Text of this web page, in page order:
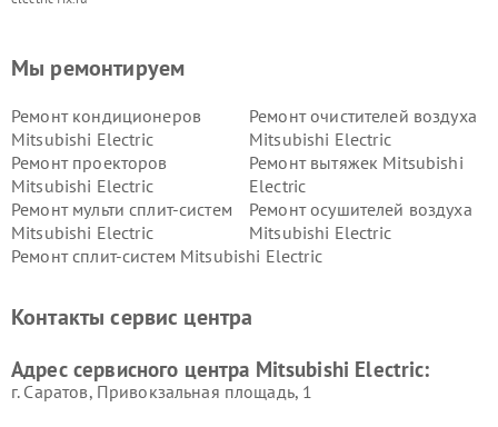
Мы ремонтируем
Ремонт кондиционеров
Mitsubishi Electric
Ремонт очистителей воздуха
Mitsubishi Electric
Ремонт проекторов
Mitsubishi Electric
Ремонт вытяжек Mitsubishi
Electric
Ремонт мульти сплит-систем
Mitsubishi Electric
Ремонт осушителей воздуха
Mitsubishi Electric
Ремонт сплит-систем Mitsubishi Electric
Контакты сервис центра
Адрес сервисного центра Mitsubishi Electric:
г. Саратов, Привокзальная площадь, 1